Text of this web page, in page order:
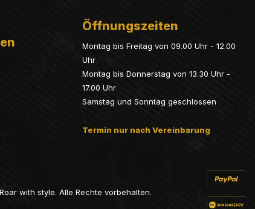
Öffnungszeiten
Montag bis Freitag von 09.00 Uhr - 12.00
Uhr
Montag bis Donnerstag von 13.30 Uhr -
17.00 Uhr
Samstag und Sonntag geschlossen
Termin nur nach Vereinbarung
with style. Alle Rechte vorbehalten.